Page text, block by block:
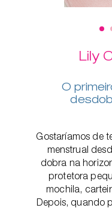
Lily
O
Gostaríamos de
menstrual
dobra na
protetora
mochila,
Depois, quando